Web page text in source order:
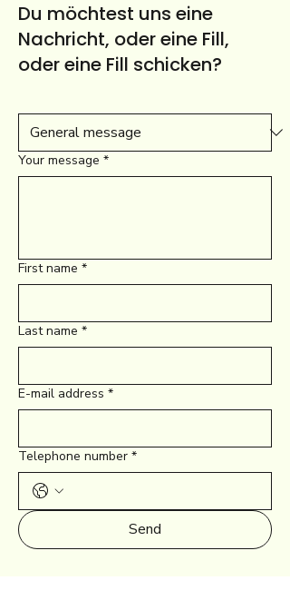
Du möchtest uns eine
Nachricht, oder eine Fill,
oder eine Fill schicken?
Your message *
First name *
Last name *
E-mail address *
Telephone number *
Send